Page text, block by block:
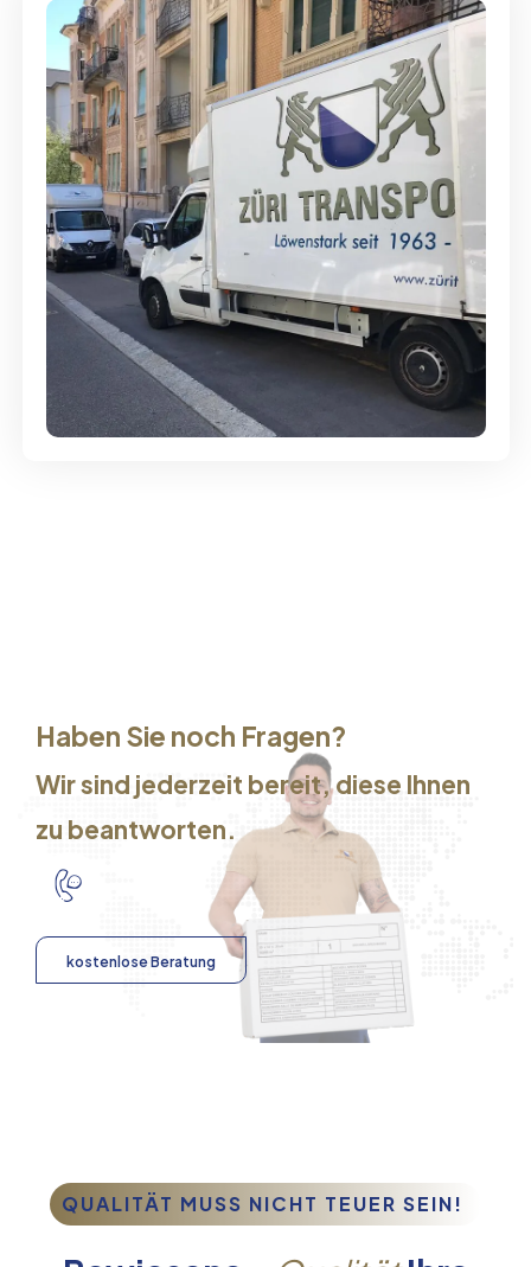
Günstige Umzüge - Hervorragender
Service
Haben Sie noch Fragen?
Wir sind jederzeit bereit, diese Ihnen
zu beantworten.
kostenlose Beratung
QUALITÄT MUSS NICHT TEUER SEIN!